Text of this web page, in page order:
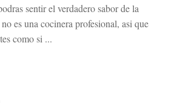
sentir el verdadero sabor de la
es una cocinera profesional, asi que
como si ...